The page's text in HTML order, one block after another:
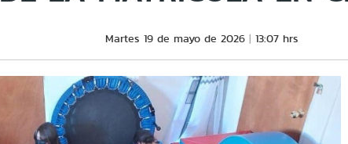
Martes 19 de mayo de 2026 13:07 hrs